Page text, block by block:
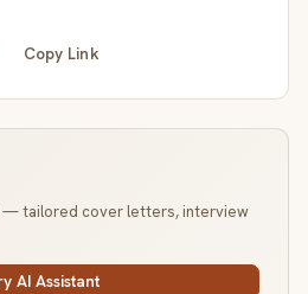
Copy Link
— tailored cover letters, interview
AI Assistant